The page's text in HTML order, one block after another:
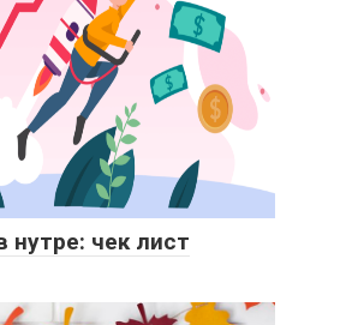
нутре: чек лист